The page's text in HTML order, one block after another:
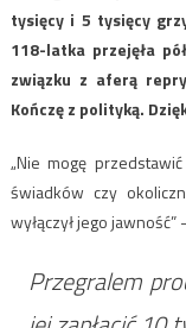
tysięcy i 5 tysięcy
118-latka przejęła
związku z aferą
Kończę z polityką.
„Nie mogę
świadków czy
wyłączył jego jawność”
Przegralem